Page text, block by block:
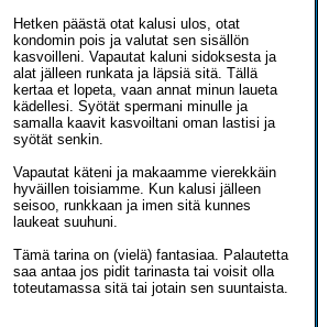
Hetken päästä otat kalusi ulos, otat
kondomin pois ja valutat sen sisällön
kasvoilleni. Vapautat kaluni sidoksesta ja
alat jälleen runkata ja läpsiä sitä. Tällä
kertaa et lopeta, vaan annat minun laueta
kädellesi. Syötät spermani minulle ja
samalla kaavit kasvoiltani oman lastisi ja
syötät senkin.
Vapautat käteni ja makaamme vierekkäin
hyväillen toisiamme. Kun kalusi jälleen
seisoo, runkkaan ja imen sitä kunnes
laukeat suuhuni.
Tämä tarina on (vielä) fantasiaa. Palautetta
saa antaa jos pidit tarinasta tai voisit olla
toteutamassa sitä tai jotain sen suuntaista.